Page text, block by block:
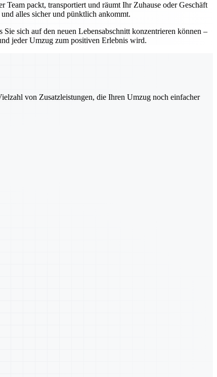
packt, transportiert und räumt Ihr Zuhause oder Geschäft
alles sicher und pünktlich ankommt.
sich auf den neuen Lebensabschnitt konzentrieren können –
jeder Umzug zum positiven Erlebnis wird.
von Zusatzleistungen, die Ihren Umzug noch einfacher